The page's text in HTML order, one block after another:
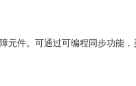
件。可通过可编程同步功能，